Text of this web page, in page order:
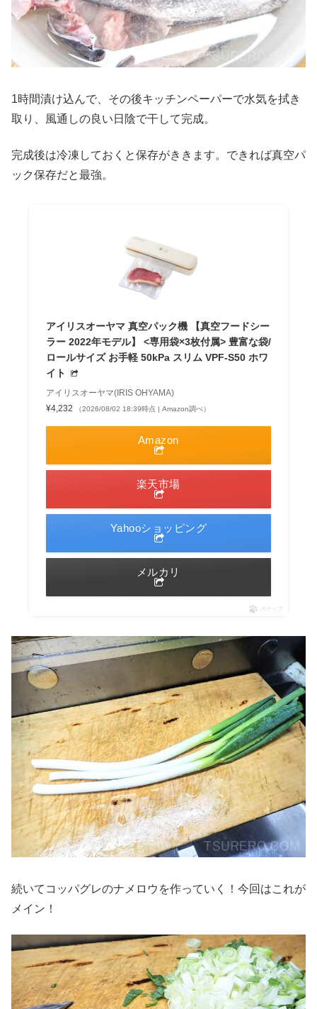
1時間漬け込んで、その後キッチンペーパーで水気を拭き
取り、風通しの良い日陰で干して完成。
完成後は冷凍しておくと保存がききます。できれば真空パ
ック保存だと最強。
アイリスオーヤマ 真空パック機 【真空フードシー
ラー 2022年モデル】 <専用袋×3枚付属> 豊富な袋/
ロールサイズ お手軽 50kPa スリム VPF-S50 ホワ
イト
アイリスオーヤマ(IRIS OHYAMA)
¥4,232
（2026/08/02 18:39時点 | Amazon調べ）
Amazon
楽天市場
Yahooショッピング
メルカリ
ポチップ
続いてコッパグレのナメロウを作っていく！今回はこれが
メイン！